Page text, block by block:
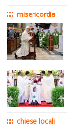
misericordia
chiese locali